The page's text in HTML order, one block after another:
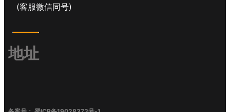
(客服微信同号)
地址